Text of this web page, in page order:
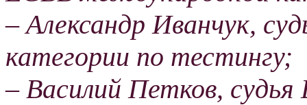
– Александр Иванчук,
категории по тестингу;
– Василий Петков,